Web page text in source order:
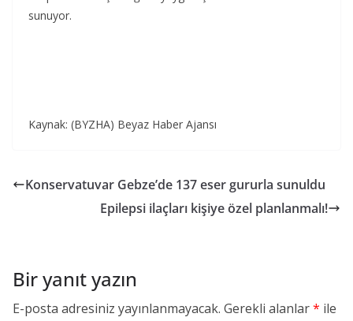
sunuyor.
Kaynak: (BYZHA) Beyaz Haber Ajansı
Konservatuvar Gebze’de 137 eser gururla sunuldu
Epilepsi ilaçları kişiye özel planlanmalı!
Bir yanıt yazın
E-posta adresiniz yayınlanmayacak. Gerekli alanlar* ile